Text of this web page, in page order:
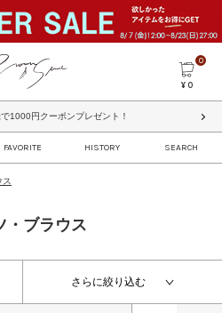
0
¥ 0
1000円クーポンプレゼント！
FAVORITE HISTORY SEARCH
・ブラウス
さらに絞り込む